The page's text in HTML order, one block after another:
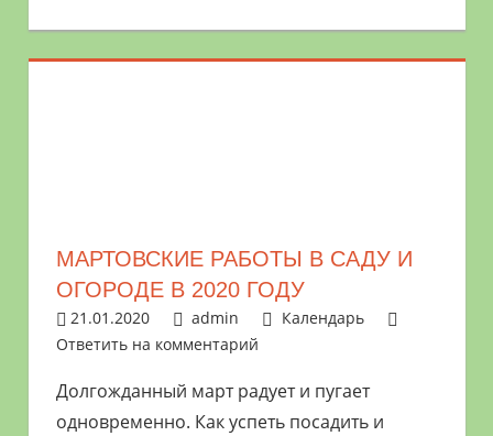
МАРТОВСКИЕ РАБОТЫ В САДУ И
ОГОРОДЕ В 2020 ГОДУ
21.01.2020 admin
Календарь
Ответить на комментарий
Долгожданный март радует и пугает
одновременно. Как успеть посадить и